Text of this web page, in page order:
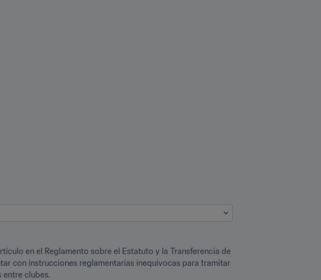
en el Reglamento sobre el Estatuto y la Transferencia de
con instrucciones reglamentarias inequívocas para tramitar
entre clubes.